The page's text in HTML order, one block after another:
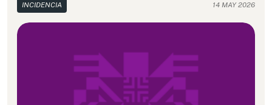
INCIDENCIA 14 MAY 2026